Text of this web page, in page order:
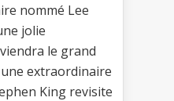
nommé Lee
jolie
le grand
une extraordinaire
King revisite